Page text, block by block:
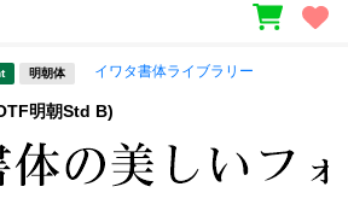
明朝体 イワタ書体ライブラリー
明朝Std B)